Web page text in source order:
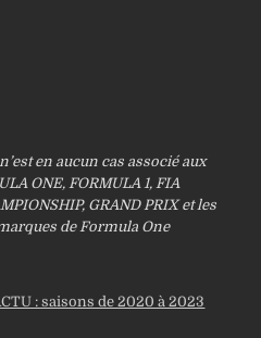
en aucun cas associé aux
ONE, FORMULA 1, FIA
GRAND PRIX et les
de Formula One
: saisons de 2020 à 2023